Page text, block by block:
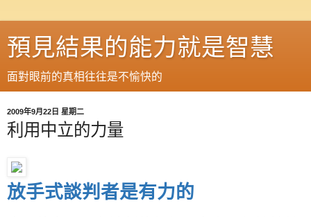
預見結果的能力就是智慧
面對眼前的真相往往是不愉快的
2009年9月22日 星期二
利用中立的力量
放手式談判者是有力的